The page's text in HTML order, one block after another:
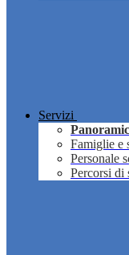
Servizi
Famiglie e
Personale
Percorsi di